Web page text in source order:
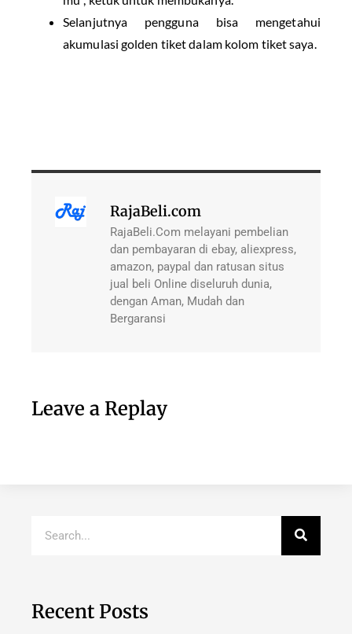
Selanjutnya pengguna bisa mengetahui
akumulasi golden tiket dalam kolom tiket saya.
RajaBeli.com
RajaBeli.Com melayani pembelian
dan pembayaran di ebay, aliexpress,
amazon, paypal dan ratusan situs
jual beli Online diseluruh dunia,
dengan Aman, Mudah dan
Bergaransi
Leave a Replay
Recent Posts